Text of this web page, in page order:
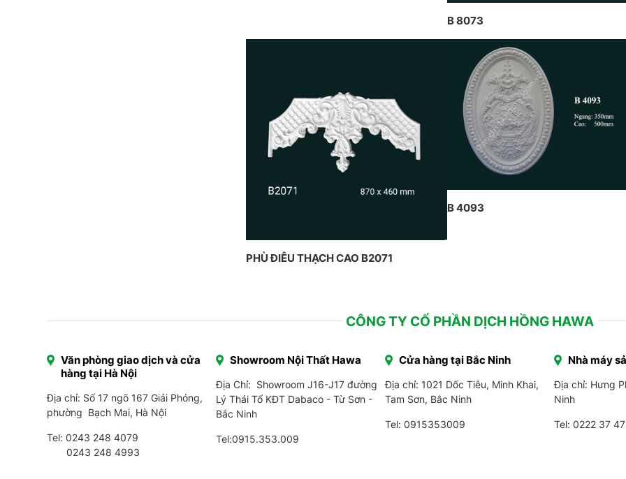
B 8073
PHÙ ĐIÊU THẠCH CAO B2071
B 4093
CÔNG TY CỔ PHẦN DỊCH HỒNG HAWA
Văn phòng giao dịch và cửa
hàng tại Hà Nội
Địa chỉ: Số 17 ngõ 167 Giải Phóng,
phường Bạch Mai, Hà Nội
Tel: 0243 248 4079
0243 248 4993
Showroom Nội Thất Hawa
Địa Chỉ: Showroom J16-J17 đường
Lý Thái Tổ KĐT Dabaco - Từ Sơn -
Bắc Ninh
Tel:0915.353.009
Cửa hàng tại Bắc Ninh
Địa chỉ: 1021 Dốc Tiêu, Minh Khai,
Tam Sơn, Bắc Ninh
Tel: 0915353009
Nhà máy
Địa chỉ: Hưng
Ninh
Tel: 0222 37